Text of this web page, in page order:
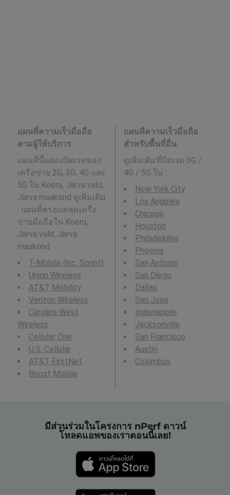
แผนที่ความเร็วมือถือ
ตามผู้ให้บริการ
แผนที่นี้แสดงบิตเรตของ
เครือข่าย 2G, 3G, 4G และ
5G ใน Koeru, Järva vald,
Järva maakond ดูเพิ่มเติม
: แผนที่ครอบคลุมเครือ
ข่ายมือถือใน Koeru,
Järva vald, Järva
maakond
T-Mobile (inc. Sprint)
Union Wireless
AT&T Mobility
Verizon Wireless
Carolina West
Wireless
Cellular One
U.S. Cellular
AT&T FirstNet
Boost Mobile
แผนที่ความเร็วมือถือ
สำหรับพื้นที่อื่น
ดูเพิ่มเติมที่บิตเรต 3G /
4G / 5G ใน :
New York City
Los Angeles
Chicago
Houston
Philadelphia
Phoenix
San Antonio
San Diego
Dallas
San Jose
Indianapolis
Jacksonville
San Francisco
Austin
Columbus
มีส่วนร่วมในโครงการ nPerf ดาวน์
โหลดแอพของเราตอนนี้เลย!